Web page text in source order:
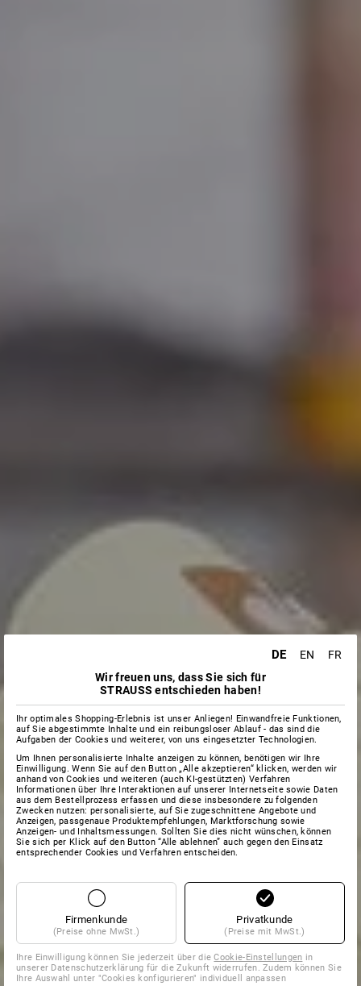
DE EN
FR
Wir freuen uns, dass Sie sich für
STRAUSS entschieden haben!
Ihr optimales Shopping-Erlebnis ist unser Anliegen! Einwandfreie Funktionen,
auf Sie abgestimmte Inhalte und ein reibungsloser Ablauf - das sind die
Aufgaben der Cookies und weiterer, von uns eingesetzter Technologien.
Um Ihnen personalisierte Inhalte anzeigen zu können, benötigen wir Ihre
Einwilligung. Wenn Sie auf den Button „Alle akzeptieren“ klicken, werden wir
anhand von Cookies und weiteren (auch KI-gestützten) Verfahren
Informationen über Ihre Interaktionen auf unserer Internetseite sowie Daten
aus dem Bestellprozess erfassen und diese insbesondere zu folgenden
Zwecken nutzen: personalisierte, auf Sie zugeschnittene Angebote und
Anzeigen, passgenaue Produktempfehlungen, Marktforschung sowie
Anzeigen- und Inhaltsmessungen. Sollten Sie dies nicht wünschen, können
Sie sich per Klick auf den Button “Alle ablehnen” auch gegen den Einsatz
entsprechender Cookies und Verfahren entscheiden.
Firmenkunde
(Preise ohne MwSt.)
Privatkunde
(Preise mit MwSt.)
Ihre Einwilligung können Sie jederzeit über dieCookie-Einstellungen in
unserer Datenschutzerklärung für die Zukunft widerrufen. Zudem können Sie
Ihre Auswahl unter "Cookies konfigurieren" individuell anpassen